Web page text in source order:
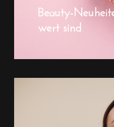
Beauty-
wert sind